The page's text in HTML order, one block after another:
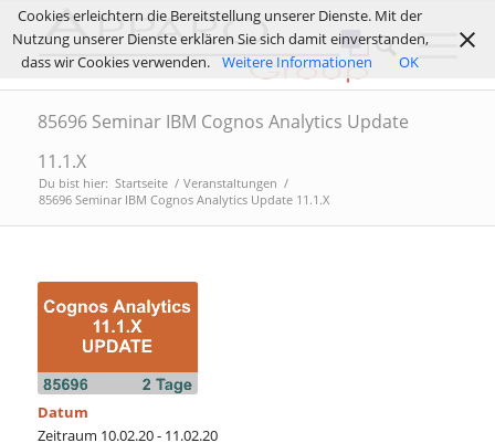
85696 Seminar IBM Cognos Analytics Update
11.1.X
Du bist hier: Startseite / Veranstaltungen /
85696 Seminar IBM Cognos Analytics Update 11.1.X
Datum
Zeitraum 10.02.20 - 11.02.20
Cookies erleichtern die Bereitstellung unserer Dienste. Mit der
Nutzung unserer Dienste erklären Sie sich damit einverstanden,
dass wir Cookies verwenden.
Weitere Informationen OK